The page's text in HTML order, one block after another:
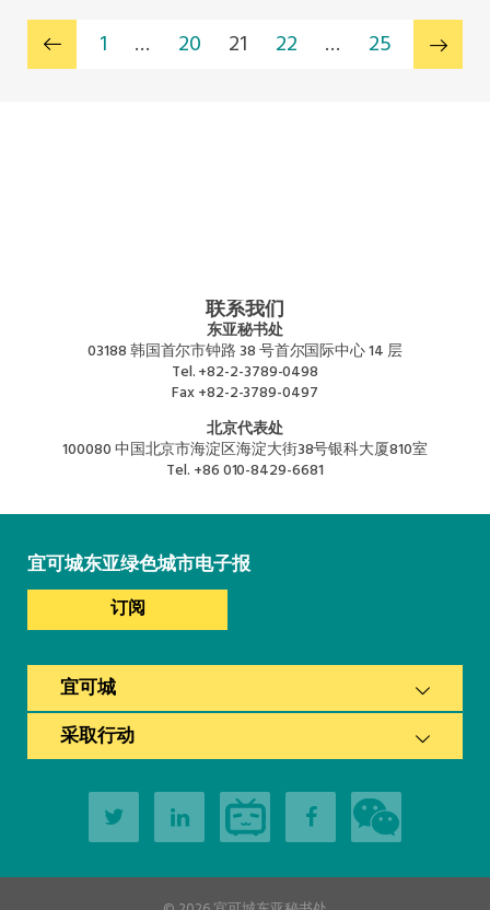
1 … 20 21 22 … 25
联系我们
东亚秘书处
03188 韩国首尔市钟路 38 号首尔国际中心 14 层
Tel.+82-2-3789-0498
Fax+82-2-3789-0497
北京代表处
100080 中国北京市海淀区海淀大街38号银科大厦810室
Tel. +86 010-8429-6681
宜可城东亚绿色城市电子报
订阅
宜可城
采取行动